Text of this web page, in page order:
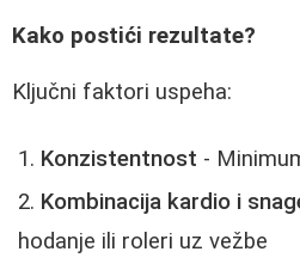
Kako postići rezultate?
Ključni faktori uspeha:
Konzistentnost -
Kombinacija kardio i
hodanje ili roleri uz vežbe